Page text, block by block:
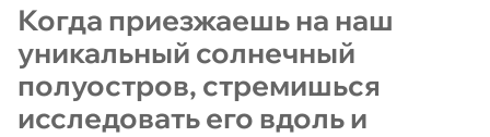
Когда приезжаешь на наш
уникальный солнечный
полуостров, стремишься
исследовать его вдоль и